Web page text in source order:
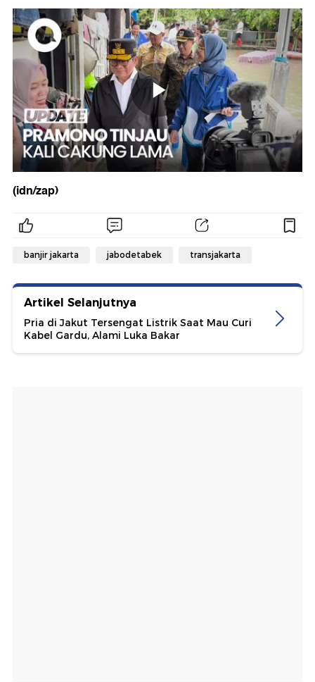
(idn/zap)
banjir jakarta jabodetabek transjakarta
Artikel Selanjutnya
Pria di Jakut Tersengat Listrik Saat Mau Curi
Kabel Gardu, Alami Luka Bakar